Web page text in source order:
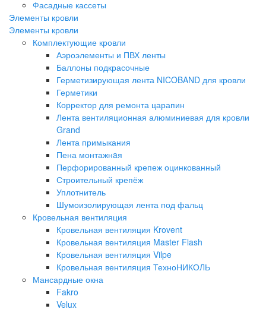
Фасадные кассеты
Элементы кровли
Элементы кровли
Комплектующие кровли
Аэроэлементы и ПВХ ленты
Баллоны подкрасочные
Герметизирующая лента NICOBAND для кровли
Герметики
Корректор для ремонта царапин
Лента вентиляционная алюминиевая для кровли
Grand
Лента примыкания
Пена монтажнaя
Перфорированный крепеж оцинкованный
Строительный крепёж
Уплотнитель
Шумоизолирующая лента под фальц
Кровельная вентиляция
Кровельная вентиляция Krovent
Кровельная вентиляция Master Flash
Кровельная вентиляция Vilpe
Кровельная вентиляция ТехноНИКОЛЬ
Мансардные окна
Fakro
Velux